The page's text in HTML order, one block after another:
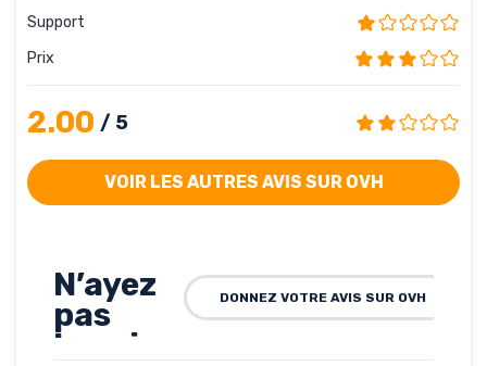
Support
Prix
2.00 / 5
VOIR LES AUTRES AVIS SUR OVH
N’ayez
pas
besoin
DONNEZ VOTRE AVIS SUR OVH